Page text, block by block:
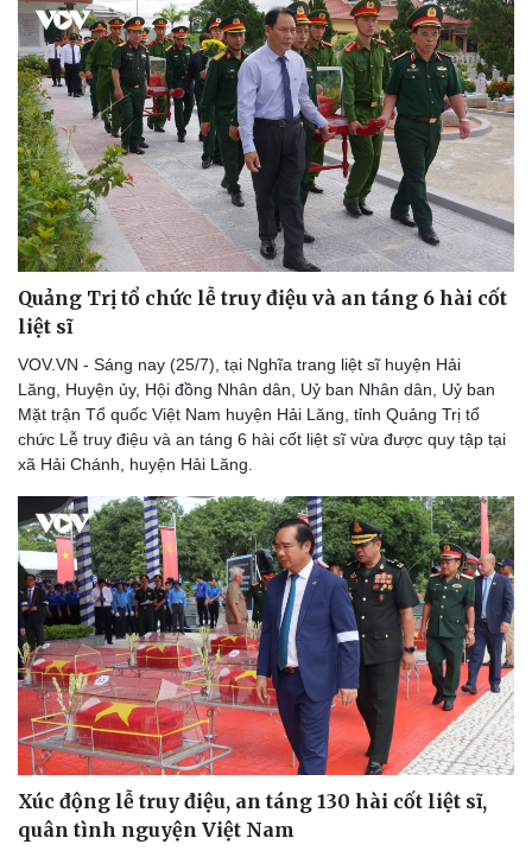
Thể thao
Bóng đá
Lịch thi đấu bóng đá
Thế giới thể thao
eSports
Hậu trường
Ô tô - Xe máy
Ô tô
Xe máy
Tư vấn
Quảng Trị tổ chức lễ truy điệu và an táng 6 hài cốt
liệt sĩ
VOV.VN - Sáng nay (25/7), tại Nghĩa trang liệt sĩ huyện Hải
Lăng, Huyện ủy, Hội đồng Nhân dân, Uỷ ban Nhân dân, Uỷ ban
Mặt trận Tổ quốc Việt Nam huyện Hải Lăng, tỉnh Quảng Trị tổ
chức Lễ truy điệu và an táng 6 hài cốt liệt sĩ vừa được quy tập tại
xã Hải Chánh, huyện Hải Lăng.
Xúc động lễ truy điệu, an táng 130 hài cốt liệt sĩ,
quân tình nguyện Việt Nam